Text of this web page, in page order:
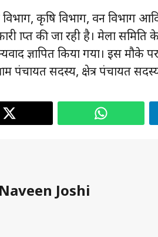
कृषि विभाग, वन विभाग
प्राप्त की जा रही है। मेला
ज्ञापित किया गया। इस मौके
पंचायत सदस्य, क्षेत्र पंचायत सदस्य
Naveen Joshi